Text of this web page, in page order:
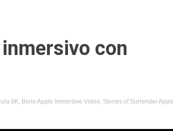
con
8K, Bono Apple Immersive Video, Stories of Surrender